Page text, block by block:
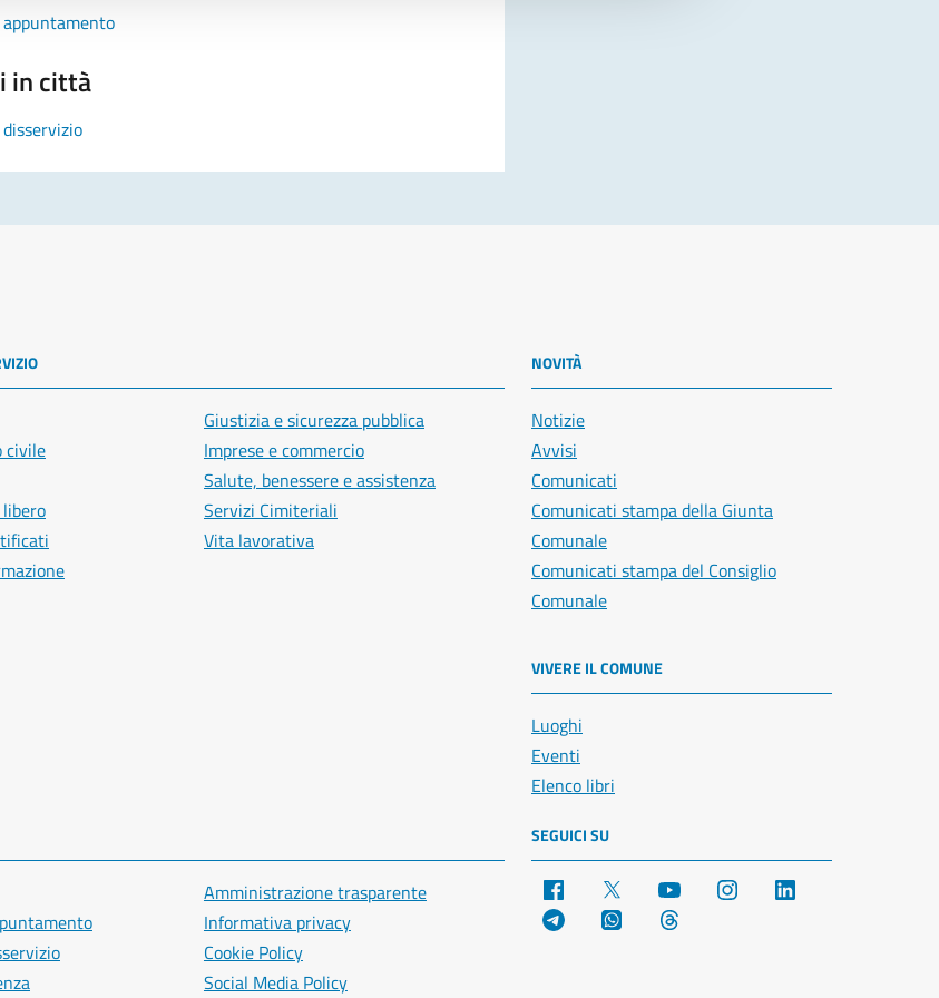
in città
civile
Giustizia e sicurezza pubblica
Imprese e commercio
Salute, benessere e assistenza
Servizi Cimiteriali
Vita lavorativa
NOVITÀ
Notizie
Avvisi
Comunicati
Comunicati stampa della Giunta
Comunale
Comunicati stampa del Consiglio
Comunale
VIVERE IL COMUNE
Luoghi
Eventi
Elenco libri
Amministrazione trasparente
Informativa privacy
Cookie Policy
Social Media Policy
SEGUICI SU
Facebook YouTube Instagram
Telegram WhatsApp